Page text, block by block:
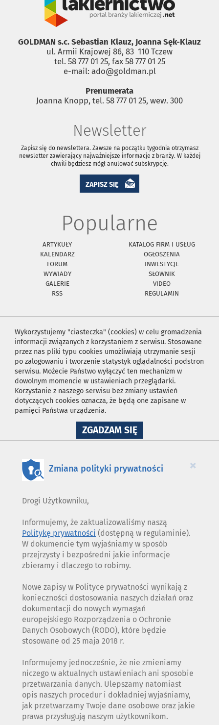
GOLDMAN s.c. Sebastian Klauz, Joanna Sęk-Klauz
ul. Armii Krajowej 86, 83 ­ 110 Tczew
tel. 58 777 01 25, fax 58 777 01 25
e-mail: ado@goldman.pl
Prenumerata
Joanna Knopp, tel. 58 777 01 25, wew. 300
Newsletter
Zapisz się do newslettera. Zawsze na początku tygodnia otrzymasz
newsletter zawierający najważniejsze informacje z branży. W każdej
chwili będziesz mógł anulować subskrypcję.
ZAPISZ SIĘ
Popularne
ARTYKUŁY
KATALOG FIRM I USŁUG
KALENDARZ
OGŁOSZENIA
FORUM
INWESTYCJE
WYWIADY
SŁOWNIK
GALERIE
VIDEO
RSS
REGULAMIN
Wykorzystujemy "ciasteczka" (cookies) w celu gromadzenia
informacji związanych z korzystaniem z serwisu. Stosowane
przez nas pliki typu cookies umożliwiają utrzymanie sesji
po zalogowaniu i tworzenie statystyk oglądalności podstron
serwisu. Możecie Państwo wyłączyć ten mechanizm w
dowolnym momencie w ustawieniach przeglądarki.
Korzystanie z naszego serwisu bez zmiany ustawień
dotyczących cookies oznacza, że będą one zapisane w
pamięci Państwa urządzenia.
ZGADZAM SIĘNA
WYKORZYSTANIE
×
Zmiana polityki prywatności
Drogi Użytkowniku,
Informujemy, że zaktualizowaliśmy naszą
Politykę prywatności (dostępną w regulaminie).
W dokumencie tym wyjaśniamy w sposób
przejrzysty i bezpośredni jakie informacje
zbieramy i dlaczego to robimy.
Nowe zapisy w Polityce prywatności wynikają z
konieczności dostosowania naszych działań oraz
dokumentacji do nowych wymagań
europejskiego Rozporządzenia o Ochronie
Danych Osobowych (RODO), które będzie
stosowane od 25 maja 2018 r.
Informujemy jednocześnie, że nie zmieniamy
niczego w aktualnych ustawieniach ani sposobie
przetwarzania danych. Ulepszamy natomiast
opis naszych procedur i dokładniej wyjaśniamy,
jak przetwarzamy Twoje dane osobowe oraz jakie
prawa przysługują naszym użytkownikom.